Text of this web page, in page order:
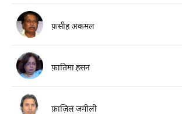
फ़सीह अकमल
फ़ातिमा हसन
फ़ाज़िल जमीली